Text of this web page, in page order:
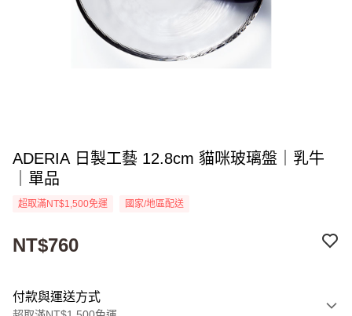
ADERIA 日製工藝 12.8cm 貓咪玻璃盤｜乳牛
｜單品
超取滿NT$1,500免運 國家/地區配送
NT$760
付款與運送方式